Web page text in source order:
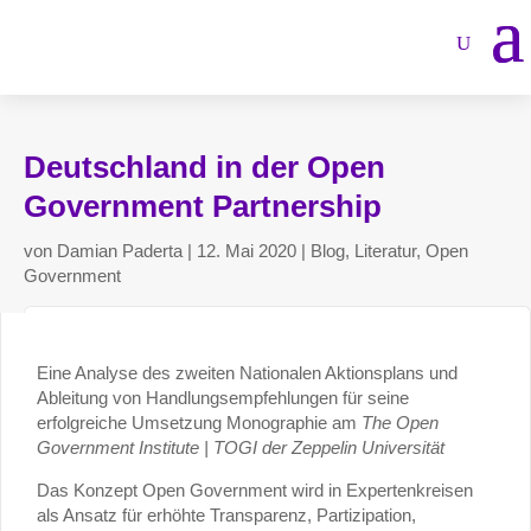
Deutschland in der Open
Government Partnership
von Damian Paderta | 12. Mai 2020 | Blog, Literatur, Open
Government
Eine Analyse des zweiten Nationalen Aktionsplans und
Ableitung von Handlungsempfehlungen für seine
erfolgreiche Umsetzung Monographie am The Open
Government Institute | TOGI der Zeppelin Universität
Das Konzept Open Government wird in Expertenkreisen
als Ansatz für erhöhte Transparenz, Partizipation,